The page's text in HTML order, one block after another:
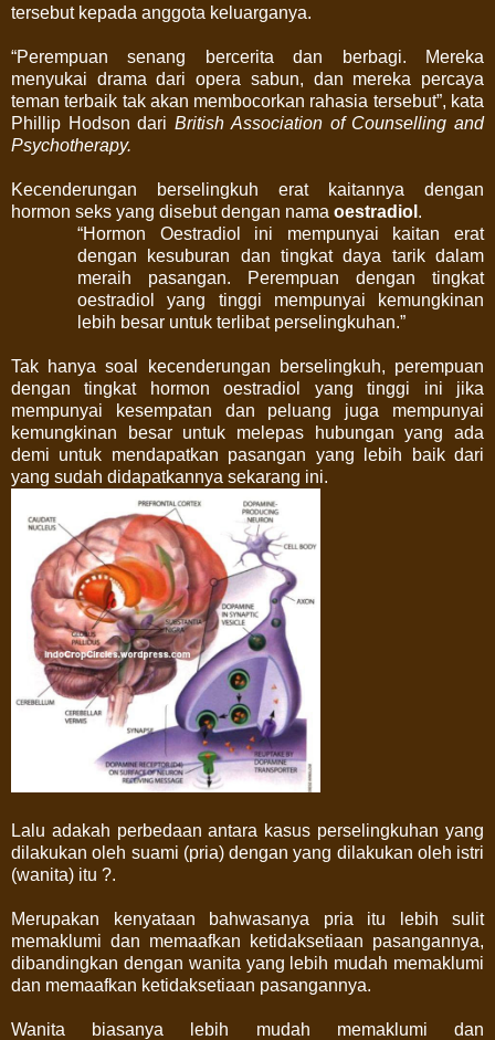
tersebut kepada anggota keluarganya.
“Perempuan senang bercerita dan berbagi. Mereka
menyukai drama dari opera sabun, dan mereka percaya
teman terbaik tak akan membocorkan rahasia tersebut”, kata
Phillip Hodson dariBritish Association of Counselling and
Psychotherapy.
Kecenderungan berselingkuh erat kaitannya dengan
hormon seks yang disebut dengan nama oestradiol .
“Hormon Oestradiol ini mempunyai kaitan erat
dengan kesuburan dan tingkat daya tarik dalam
meraih pasangan. Perempuan dengan tingkat
oestradiol yang tinggi mempunyai kemungkinan
lebih besar untuk terlibat perselingkuhan.”
Tak hanya soal kecenderungan berselingkuh, perempuan
dengan tingkat hormon oestradiol yang tinggi ini jika
mempunyai kesempatan dan peluang juga mempunyai
kemungkinan besar untuk melepas hubungan yang ada
demi untuk mendapatkan pasangan yang lebih baik dari
yang sudah didapatkannya sekarang ini.
Lalu adakah perbedaan antara kasus perselingkuhan yang
dilakukan oleh suami (pria) dengan yang dilakukan oleh istri
(wanita) itu ?.
Merupakan kenyataan bahwasanya pria itu lebih sulit
memaklumi dan memaafkan ketidaksetiaan pasangannya,
dibandingkan dengan wanita yang lebih mudah memaklumi
dan memaafkan ketidaksetiaan pasangannya.
Wanita biasanya lebih mudah memaklumi dan